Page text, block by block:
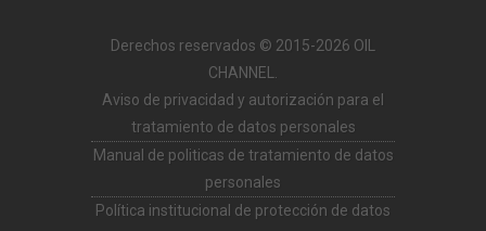
Derechos reservados © 2015-2026 OIL
CHANNEL.
Aviso de privacidad y autorización para el
tratamiento de datos personales
Manual de politicas de tratamiento de datos
personales
Política institucional de protección de datos